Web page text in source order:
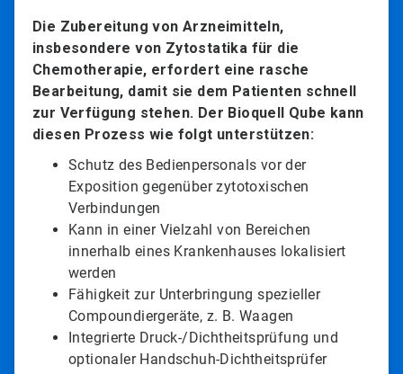
Die Zubereitung von Arzneimitteln,
insbesondere von Zytostatika für die
Chemotherapie, erfordert eine rasche
Bearbeitung, damit sie dem Patienten schnell
zur Verfügung stehen. Der Bioquell Qube kann
diesen Prozess wie folgt unterstützen:
Schutz des Bedienpersonals vor der
Exposition gegenüber zytotoxischen
Verbindungen
Kann in einer Vielzahl von Bereichen
innerhalb eines Krankenhauses lokalisiert
werden
Fähigkeit zur Unterbringung spezieller
Compoundiergeräte, z. B. Waagen
Integrierte Druck-/Dichtheitsprüfung und
optionaler Handschuh-Dichtheitsprüfer